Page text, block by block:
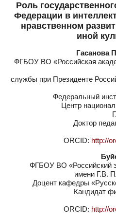
Роль
Федерации в
нравственном
иной
Гасанова
ФГБОУ ВО «Российская
службы при Президенте
Федеральный
Центр
Доктор
ORCID: http://
ФГБОУ ВО «Российский
имени Г.В.
Доцент кафедры
Кандидат
ORCID: http://